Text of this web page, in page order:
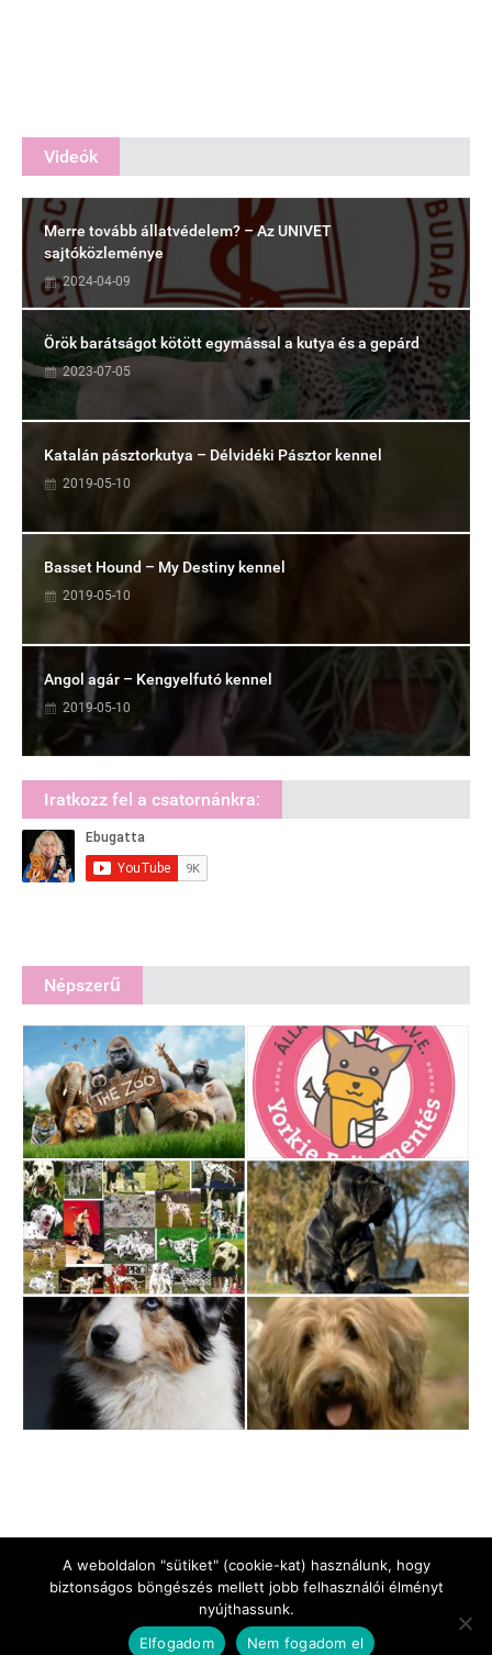
Videók
Merre tovább állatvédelem? – Az UNIVET
sajtóközleménye
2024-04-09
Örök barátságot kötött egymással a kutya és a gepárd
2023-07-05
Katalán pásztorkutya – Délvidéki Pásztor kennel
2019-05-10
Basset Hound – My Destiny kennel
2019-05-10
Angol agár – Kengyelfutó kennel
2019-05-10
Iratkozz fel a csatornánkra:
Népszerű
Jogi Nyilatkozat Impresszum
Adatkezelési tájékoztató
A weboldalon "sütiket" (cookie-kat) használunk, hogy
biztonságos böngészés mellett jobb felhasználói élményt
nyújthassunk.
Elfogadom
Nem fogadom el